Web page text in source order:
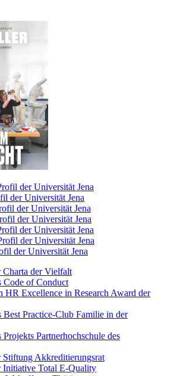
der Universität Jena
der Universität Jena
der Universität Jena
der Universität Jena
der Universität Jena
der Universität Jena
der Universität Jena
Charta der Vielfalt
Code of Conduct
HR Excellence in Research Award der
Best Practice-Club Familie in der
Projekts Partnerhochschule des
Stiftung Akkreditierungsrat
Initiative Total E-Quality